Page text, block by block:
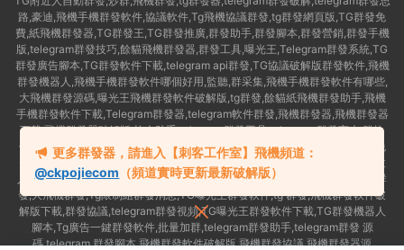
路,豪迪,飛機手機群發軟件,協議軟件,Tg飛機協議群發,tg群發網頁版,TG群發免
費,紙飛機群發器,TG群發王,TG群發推廣,群發助手,群發腳本,群發營銷,群發手機
版,telegram群發技巧,餘貓飛機群發器,群發工具,曝光王,Telegram群發系統,TG
群發廣告腳本,TG群發軟件下載,telegram api群發,TG協議破解版群發軟件,飛機
群發機器人,飛機手機群發軟件哪個好用,監聽,群采集,飛機手機群發軟件有哪些,
大飛機群發源碼,曝光王飛機群發軟件破解版,tg群發,餘貓紙飛機群發助手,飛機
手機群發軟件下載,Telegram群發器,telegram軟件群發,飛機群發器,飛機群發器
下載,飛機群發器破解版,拉人助手,telegram群發工具,telegram 群發言,加群軟
件,Telegram怎麽群發,協議号注冊機,TG機器人群發消息,群發軟件,tg群發器免
費版,私信軟件,tg群發廣告,telegram群發規則,telegram群發,telegram 群發,拉
人軟件,telegram批量群發,群發器破解版,曝光王飛機群發軟件,telegram自動群
發,大飛機群發,Tg限制組群發消息,TG曝光王群發軟件,tg 群發,飛機群發軟件破
解版下載,群發協議,telegram群發視頻,TG曝光王群發軟件下載,TG群發機器人
腳本,Tg廣告一鍵群發軟件,批量加群,telegram群發助手,telegram群發 源
碼,telegram 群發腳本,飛機群發軟件破解版,飛機群發協議,飛機群發器源
更多群發器，請進入【刺客工作室】飛機頻道：
@ckpojiecom （頻道實時更新最新破解版）